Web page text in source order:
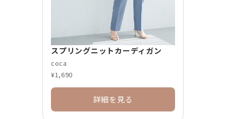
スプリングニットカーディガン
coca
¥1,690
詳細を見る